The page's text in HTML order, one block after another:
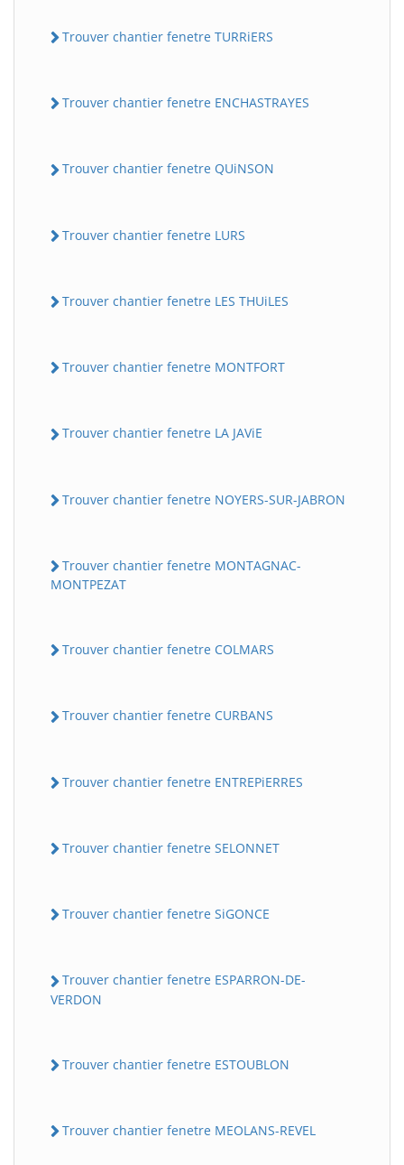
Trouver chantier fenetre TURRiERS
Trouver chantier fenetre ENCHASTRAYES
Trouver chantier fenetre QUiNSON
Trouver chantier fenetre LURS
Trouver chantier fenetre LES THUiLES
Trouver chantier fenetre MONTFORT
Trouver chantier fenetre LA JAViE
Trouver chantier fenetre NOYERS-SUR-JABRON
Trouver chantier fenetre MONTAGNAC-
MONTPEZAT
Trouver chantier fenetre COLMARS
Trouver chantier fenetre CURBANS
Trouver chantier fenetre ENTREPiERRES
Trouver chantier fenetre SELONNET
Trouver chantier fenetre SiGONCE
Trouver chantier fenetre ESPARRON-DE-
VERDON
Trouver chantier fenetre ESTOUBLON
Trouver chantier fenetre MEOLANS-REVEL